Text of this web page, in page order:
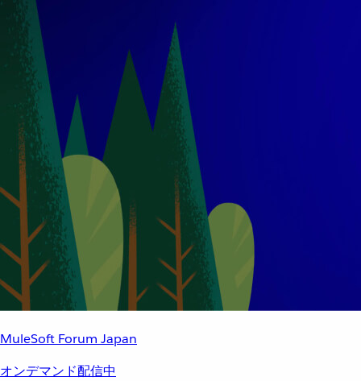
MuleSoft Forum Japan
オンデマンド配信中